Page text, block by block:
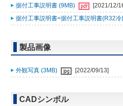
据付工事説明書 (9MB)
[2021/12/
据付工事説明書<据付工事説明書(R32冷
製品画像
外観写真 (3MB) [2022/09/13]
CADシンボル